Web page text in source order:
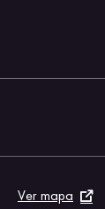
Ver mapa